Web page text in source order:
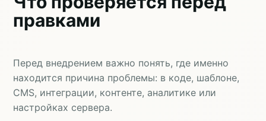
правками
Перед внедрением важно понять, где именно
находится причина проблемы: в коде, шаблоне,
CMS, интеграции, контенте, аналитике или
настройках сервера.